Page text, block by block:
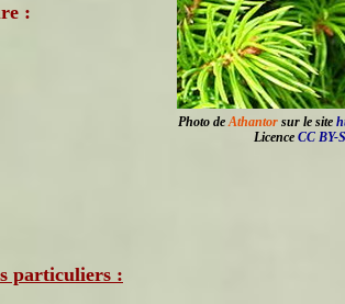
Photo deAthantorsur le site
Licence CC BY-
:
particuliers :